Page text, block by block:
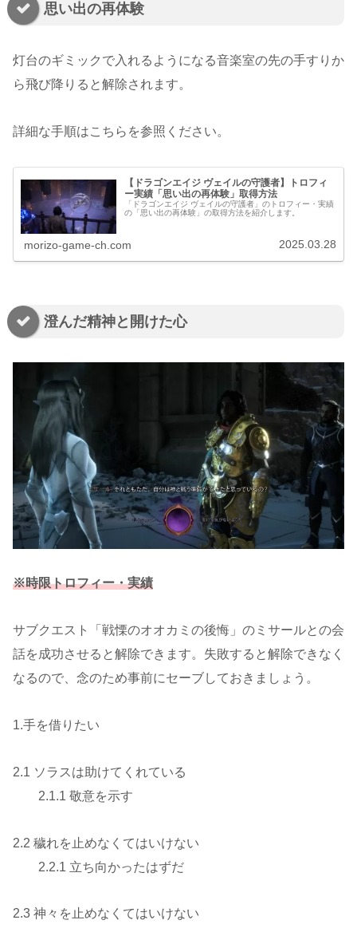
思い出の再体験
灯台のギミックで入れるようになる音楽室の先の手すりか
ら飛び降りると解除されます。
詳細な手順はこちらを参照ください。
【ドラゴンエイジ ヴェイルの守護者】トロフィ
ー実績「思い出の再体験」取得方法
「ドラゴンエイジ ヴェイルの守護者」のトロフィー・実績
の「思い出の再体験」の取得方法を紹介します。
morizo-game-ch.com 2025.03.28
澄んだ精神と開けた心
※時限トロフィー・実績
サブクエスト「戦慄のオオカミの後悔」のミサールとの会
話を成功させると解除できます。失敗すると解除できなく
なるので、念のため事前にセーブしておきましょう。
1.手を借りたい
2.1 ソラスは助けてくれている
2.1.1 敬意を示す
2.2 穢れを止めなくてはいけない
2.2.1 立ち向かったはずだ
2.3 神々を止めなくてはいけない